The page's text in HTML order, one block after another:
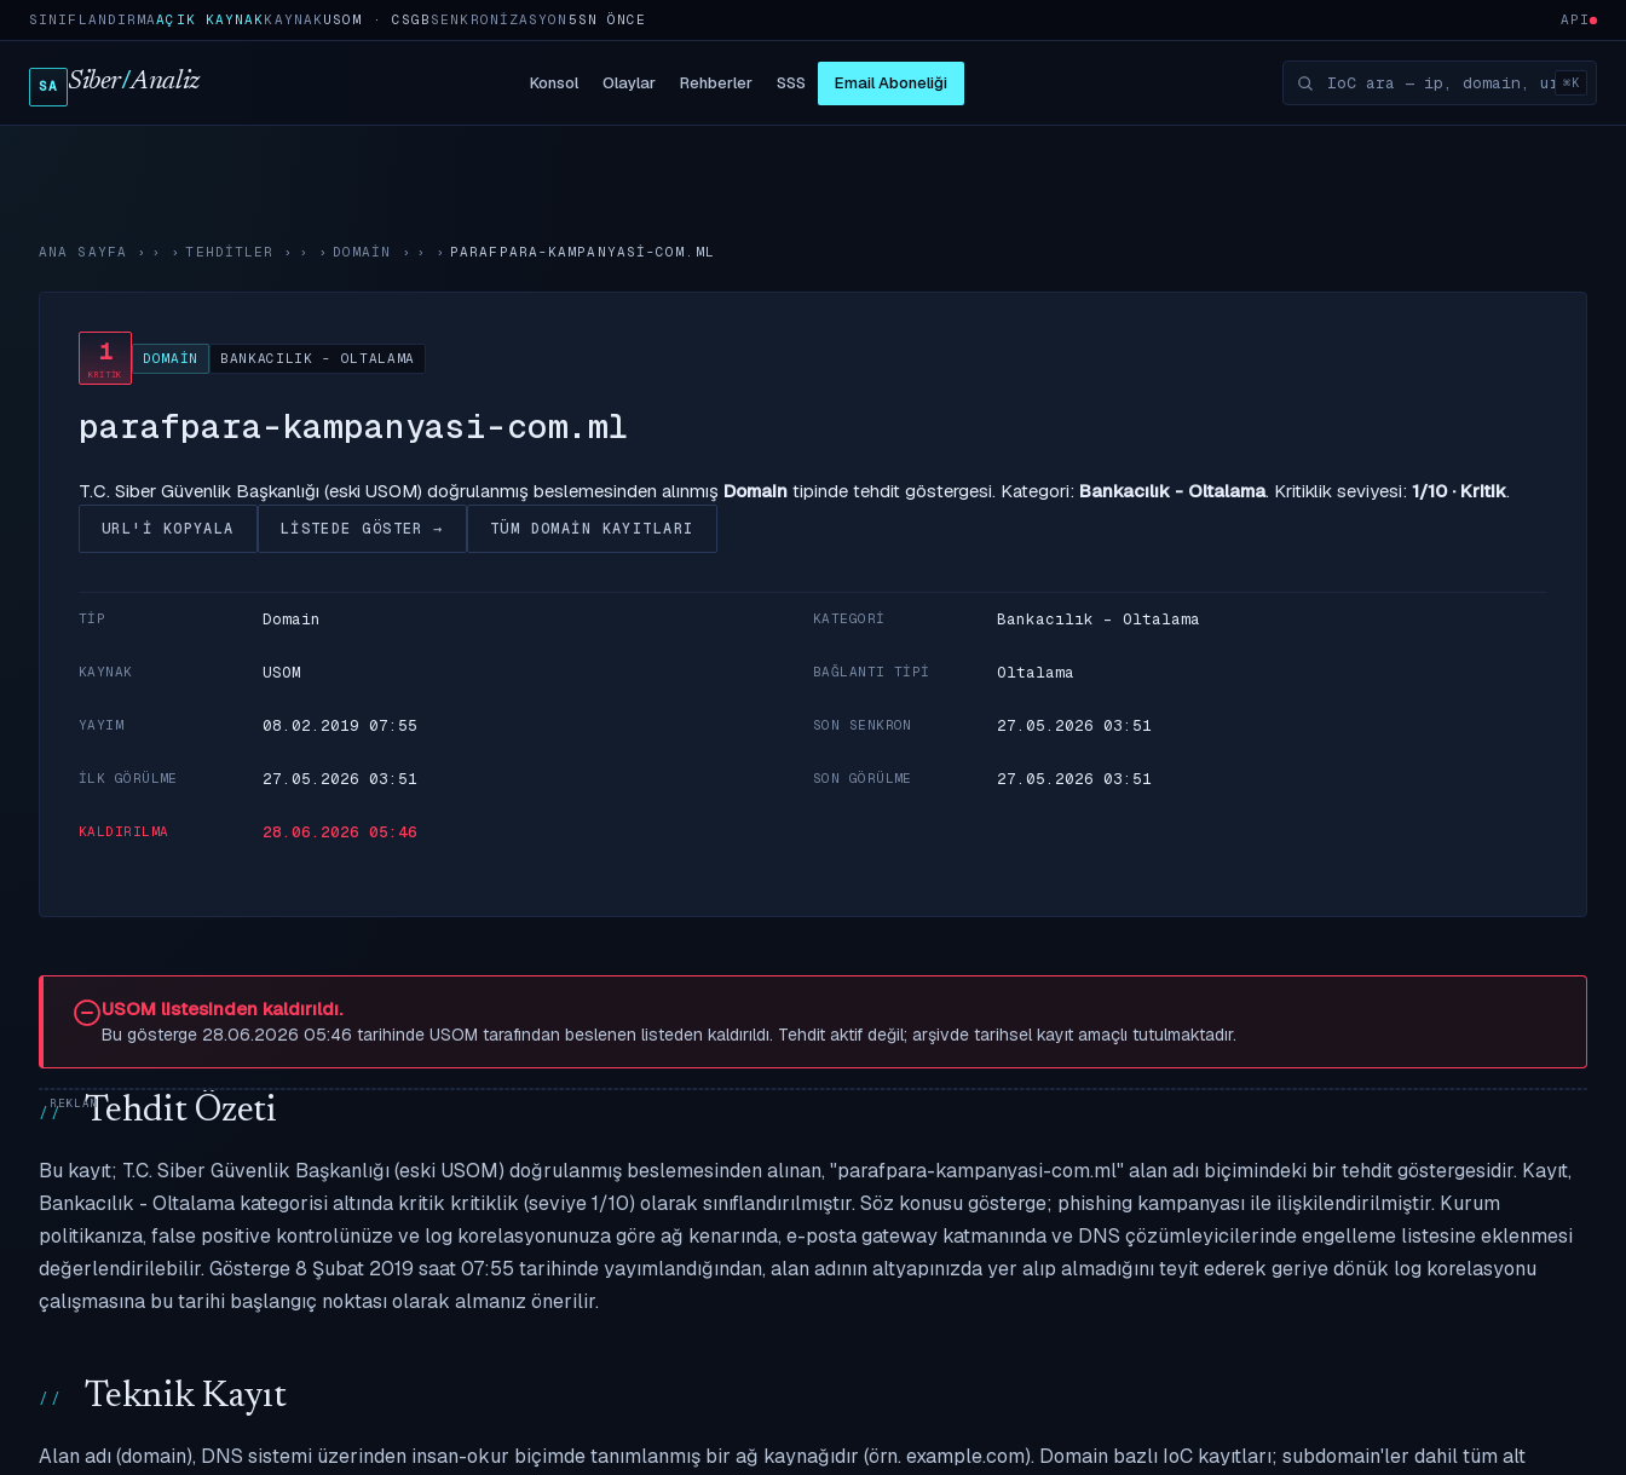
SINIFLANDIRMAAÇIK KAYNAKKAYNAKUSOM · CSGB SENKRONIZASYON 5SN ÖNCE API
SA Siber/Analiz Konsol Olaylar Rehberler SSS Email Aboneliği ⌘K
ANA SAYFA › TEHDITLER › DOMAIN › PARAFPARA-KAMPANYASI-COM.ML
1
KRITIK
DOMAIN BANKACILIK - OLTALAMA
parafpara-kampanyasi-com.ml
T.C. Siber Güvenlik Başkanlığı (eski USOM) doğrulanmış beslemesinden alınmış Domain tipinde tehdit göstergesi. Kategori: Bankacılık - Oltalama. Kritiklik seviyesi: 1/10 · Kritik.
URL'I KOPYALA LISTEDE GÖSTER → TÜM DOMAIN KAYITLARI
TIP Domain KATEGORI Bankacılık - Oltalama
KAYNAK USOM BAĞLANTI TIPI Oltalama
YAYIM 08.02.2019 07:55 SON SENKRON 27.05.2026 03:51
İLK GÖRÜLME 27.05.2026 03:51 SON GÖRÜLME 27.05.2026 03:51
KALDIRILMA 28.06.2026 05:46
USOM listesinden kaldırıldı.
Bu gösterge 28.06.2026 05:46 tarihinde USOM tarafından beslenen listeden kaldırıldı. Tehdit aktif değil; arşivde tarihsel kayıt amaçlı tutulmaktadır.
Tehdit Özeti
Bu kayıt; T.C. Siber Güvenlik Başkanlığı (eski USOM) doğrulanmış beslemesinden alınan, "parafpara-kampanyasi-com.ml" alan adı biçimindeki bir tehdit göstergesidir. Kayıt,
Bankacılık - Oltalama kategorisi altında kritik kritiklik (seviye 1/10) olarak sınıflandırılmıştır. Söz konusu gösterge; phishing kampanyası ile ilişkilendirilmiştir. Kurum
politikanıza, false positive kontrolünüze ve log korelasyonunuza göre ağ kenarında, e-posta gateway katmanında ve DNS çözümleyicilerinde engelleme listesine eklenmesi
değerlendirilebilir. Gösterge 8 Şubat 2019 saat 07:55 tarihinde yayımlandığından, alan adının altyapınızda yer alıp almadığını teyit ederek geriye dönük log korelasyonu
çalışmasına bu tarihi başlangıç noktası olarak almanız önerilir.
Teknik Kayıt
Alan adı (domain), DNS sistemi üzerinden insan-okur biçimde tanımlanmış bir ağ kaynağıdır (örn. example.com). Domain bazlı IoC kayıtları; subdomain'ler dahil tüm alt